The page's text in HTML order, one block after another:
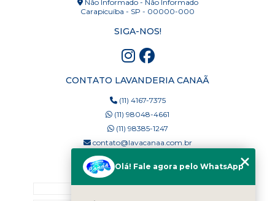
Não Informado - Não Informado
Carapicuíba - SP - 00000-000
SIGA-NOS!
CONTATO LAVANDERIA CANAÃ
(11) 4167-7375
(11) 98048-4661
(11) 98385-1247
contato@lavacanaa.com.br
MENU
Olá! Fale agora pelo WhatsApp